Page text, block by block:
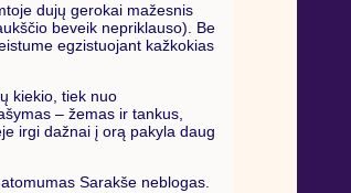
dujų gerokai mažesnis
beveik nepriklauso). Be
egzistuojant kažkokias
kiekio, tiek nuo
– žemas ir tankus,
irgi dažnai į orą pakyla daug
Sarakše neblogas.